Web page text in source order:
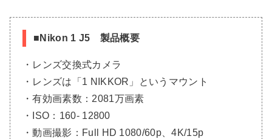
■Nikon 1 J5 製品概要
・レンズ交換式カメラ
・レンズは「1 NIKKOR」というマウント
・有効画素数：2081万画素
・ISO：160- 12800
・動画撮影：Full HD 1080/60p、4K/15p